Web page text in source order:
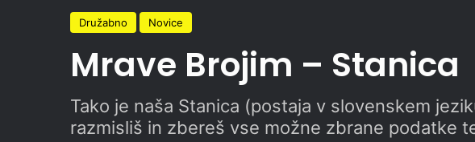
Družabno Novice
Mrave Brojim – Stanica
Tako je naša Stanica (postaja v slovenskem
razmisliš in zbereš vse možne zbrane podatke